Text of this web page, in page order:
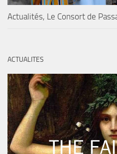
Actualités, Le Consort de
ACTUALITES